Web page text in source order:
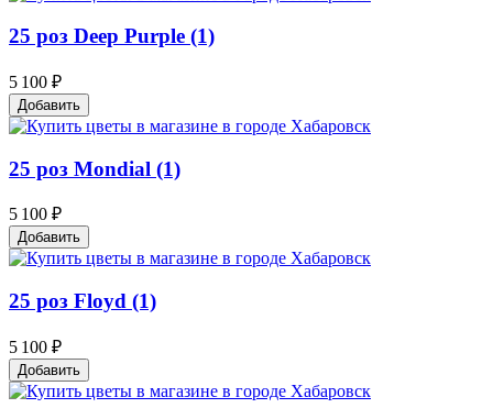
25 роз Deep Purple (1)
5 100 ₽
Добавить
25 роз Mondial (1)
5 100 ₽
Добавить
25 роз Floyd (1)
5 100 ₽
Добавить